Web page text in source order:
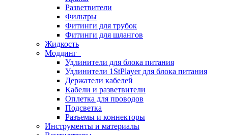
Разветвители
Фильтры
Фитинги для трубок
Фитинги для шлангов
Жидкость
Моддинг
Удлинители для блока питания
Удлинители 1StPlayer для блока питания
Держатели кабелей
Кабели и разветвители
Оплетка для проводов
Подсветка
Разъемы и коннекторы
Инструменты и материалы